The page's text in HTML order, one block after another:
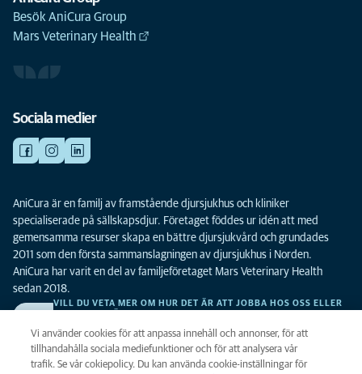
Besök AniCura Group
Mars Veterinary Health
Sociala medier
AniCura är en familj av framstående djursjukhus och kliniker
specialiserade på sällskapsdjur. Företaget föddes ur idén att med
gemensamma resurser skapa en bättre djursjukvård och grundades
2011 som den första sammanslagningen av djursjukhus i Norden.
AniCura har varit en del av familjeföretaget Mars Veterinary Health
sedan 2018.
VILL DU VETA MER OM HUR DET ÄR ATT JOBBA HOS OSS ELLER
Vi använder cookies för att anpassa innehåll och annonser, för att
tillhandahålla sociala mediefunktioner och för att analysera vår
trafik. Se vår cokiepolicy. Du kan använda cookie-inställningar för